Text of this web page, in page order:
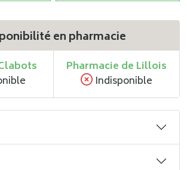
en pharmacie
Pharmacie de Lillois
Indisponible